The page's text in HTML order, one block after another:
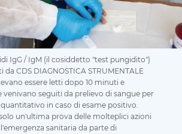
IgG / IgM (il cosiddetto "test pungidito")
CDS DIAGNOSTICA STRUMENTALE
essere letti dopo 10 minuti e
seguiti da prelievo di sangue per
in caso di esame positivo.
un'ultima prova delle molteplici azioni
sanitaria da parte di